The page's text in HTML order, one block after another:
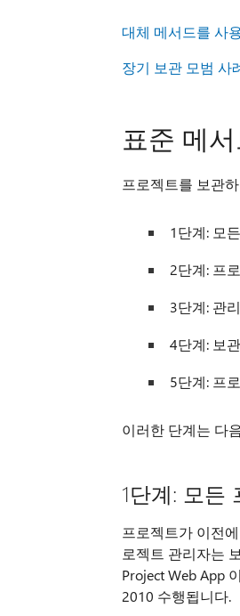
대체 메서드를 사
장기 보관 모범 사
표준 메
프로젝트를 보관
1단계: 모
2단계: 프
3단계: 관
4단계: 보
5단계: 프
이러한 단계는 다
1단계: 모든
프로젝트가 이전
로젝트 관리자는
Project Web App
2010 수행됩니다.